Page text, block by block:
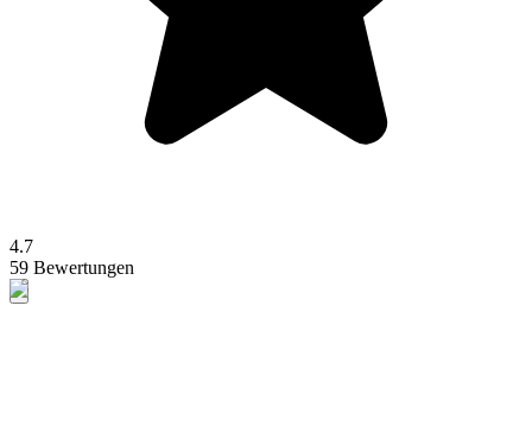
4.7
59 Bewertungen